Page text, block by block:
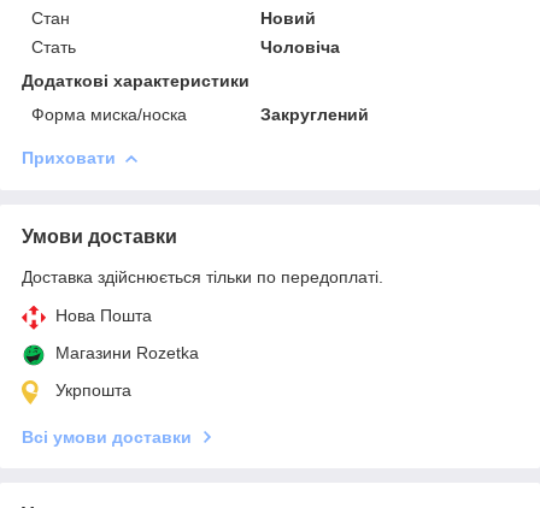
Стан
Новий
Стать
Чоловіча
Додаткові характеристики
Форма миска/носка
Закруглений
Приховати
Умови доставки
Доставка здійснюється тільки по передоплаті.
Нова Пошта
Магазини Rozetka
Укрпошта
Всі умови доставки